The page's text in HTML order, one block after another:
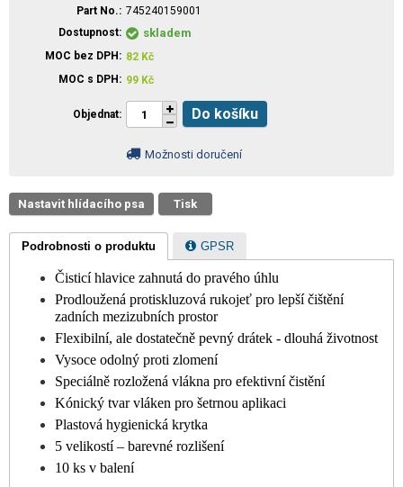
Part No.
745240159001
Dostupnost
skladem
MOC bez DPH 82 Kč
MOC s DPH
99 Kč
Objednat Do košíku
Možnosti doručení
Nastavit hlídacího psa Tisk
Podrobnosti o produktu GPSR
Čisticí hlavice zahnutá do pravého úhlu
Prodloužená protiskluzová rukojeť pro lepší čištění
zadních mezizubních prostor
Flexibilní, ale dostatečně pevný drátek - dlouhá životnost
Vysoce odolný proti zlomení
Speciálně rozložená vlákna pro efektivní čistění
Kónický tvar vláken pro šetrnou aplikaci
Plastová hygienická krytka
5 velikostí – barevné rozlišení
10 ks v balení